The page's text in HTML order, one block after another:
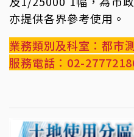
亦提供各界參考使用。
業務類別及科室：都市
服務電話：02-